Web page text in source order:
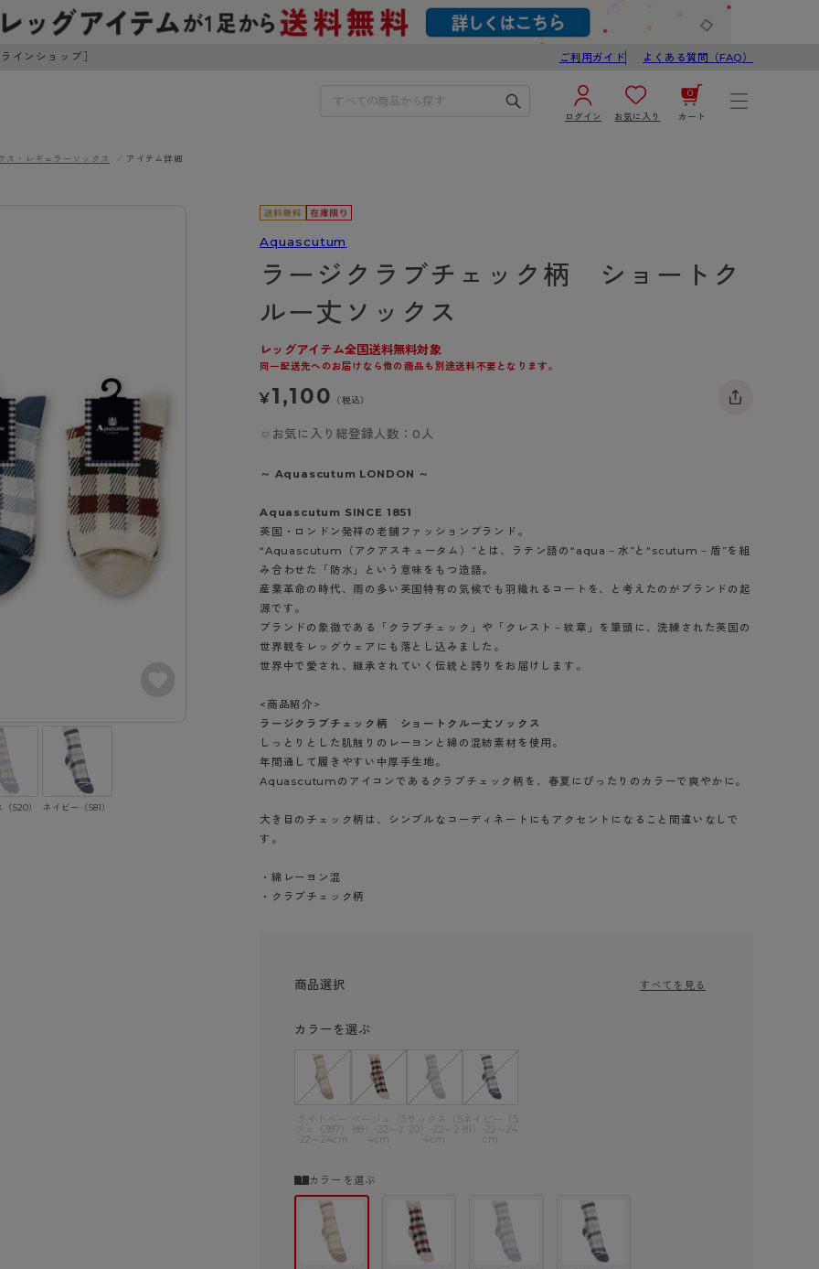
インショップ］ ご利用ガイド よくある質問（FAQ）
ショーツ
ショーツ
補正ショーツ
ー
袖以上）
インナー
ライフスタイルウェア
ルームウェア・パジャマ
アクティブ・スポーツ
- スポーツトップス
- スポーツボトムス
雑貨・小物
ニ
ー
ライフスタイルウェア
ルームウェア・パジャマ
ョーツ
カテゴリ一覧へ
クリアビューティアクティブ
hotto comfort
みんなの、みんなの。 CLINICAL
ログイン お気に入り カート
0
ィーグ
ビューティアクティブ
ト
タイツ
comfort
COLORS
タイム
の、みんなの。
商品選びのお手伝い
お悩み別ガードル
ブラジャー特集
私に似合う、ストッキング選び
タイツの選び方
はじめての方へ
よくある質問（FAQ）
サイズ表
お支払い方法について
配送方法について
お問い合わせについて
ス・レギュラーソックス アイテム詳細
520） ネイビー（581）
Aquascutum
ラージクラブチェック柄 ショートク
ルー丈ソックス
レッグアイテム全国送料無料対象
同一配送先へのお届けなら他の商品も別途送料不要となります。
¥1,100 （税込）
お気に入り総登録人数：0人
～ Aquascutum LONDON ～
Aquascutum SINCE 1851
英国・ロンドン発祥の老舗ファッションブランド。
“Aquascutum（アクアスキュータム）”とは、ラテン語の“aqua－水”と“scutum－盾”を組
み合わせた「防水」という意味をもつ造語。
産業革命の時代、雨の多い英国特有の気候でも羽織れるコートを、と考えたのがブランドの起
源です。
ブランドの象徴である「クラブチェック」や「クレスト－紋章」を筆頭に、洗練された英国の
世界観をレッグウェアにも落とし込みました。
世界中で愛され、継承されていく伝統と誇りをお届けします。
<商品紹介>
ラージクラブチェック柄 ショートクルー丈ソックス
しっとりとした肌触りのレーヨンと綿の混紡素材を使用。
年間通して履きやすい中厚手生地。
Aquascutumのアイコンであるクラブチェック柄を、春夏にぴったりのカラーで爽やかに。
大き目のチェック柄は、シンプルなコーディネートにもアクセントになること間違いなしで
す。
・綿レーヨン混
・クラブチェック柄
商品選択 すべてを見る
カラーを選ぶ
ライトベー
ジュ（387）
-22～24cm
ベージュ（3
88）-22～2
4cm
サックス（5
20）-22～2
4cm
ネイビー（5
81）-22～24
cm
カラーを選ぶ